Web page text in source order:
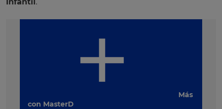
Más
con MasterD